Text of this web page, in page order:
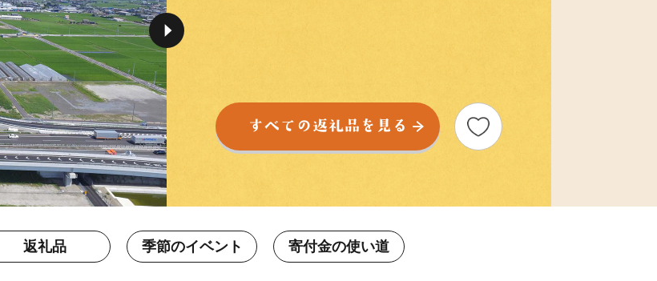
返礼品 季節のイベント 寄付金の使い道